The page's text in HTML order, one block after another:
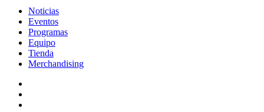
Noticias
Eventos
Programas
Equipo
Tienda
Merchandising